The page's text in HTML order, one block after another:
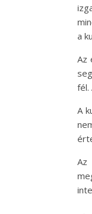
a
Az
fél.
A
Az